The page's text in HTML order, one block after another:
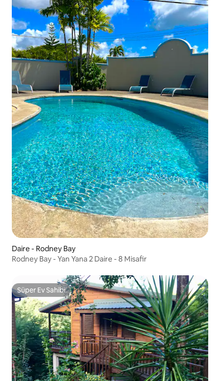
Daire - Rodney Bay
Rodney Bay - Yan Yana 2 Daire - 8 Misafir
Süper Ev Sahibi
Süper Ev Sahibi